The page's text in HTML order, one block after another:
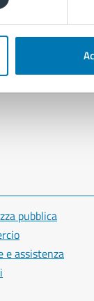
pubblica
e assistenza